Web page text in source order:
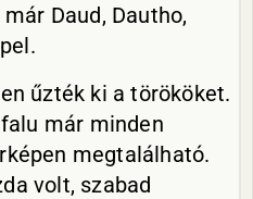
Daud, Dautho,
űzték ki a törököket.
már minden
megtalálható.
volt, szabad